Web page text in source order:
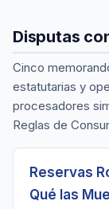
Disputas
Cinco
estatutarias y
procesadores
Reglas de
Reservas
Qué las